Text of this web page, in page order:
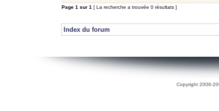
Page 1 sur 1 [ La recherche a trouvée 0 résultats ]
Index du forum
Copyright 2006-